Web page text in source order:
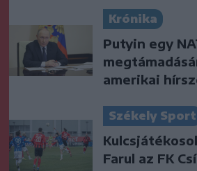
Krónika
Putyin egy
amerikai
Székely Sport
Farul az FK